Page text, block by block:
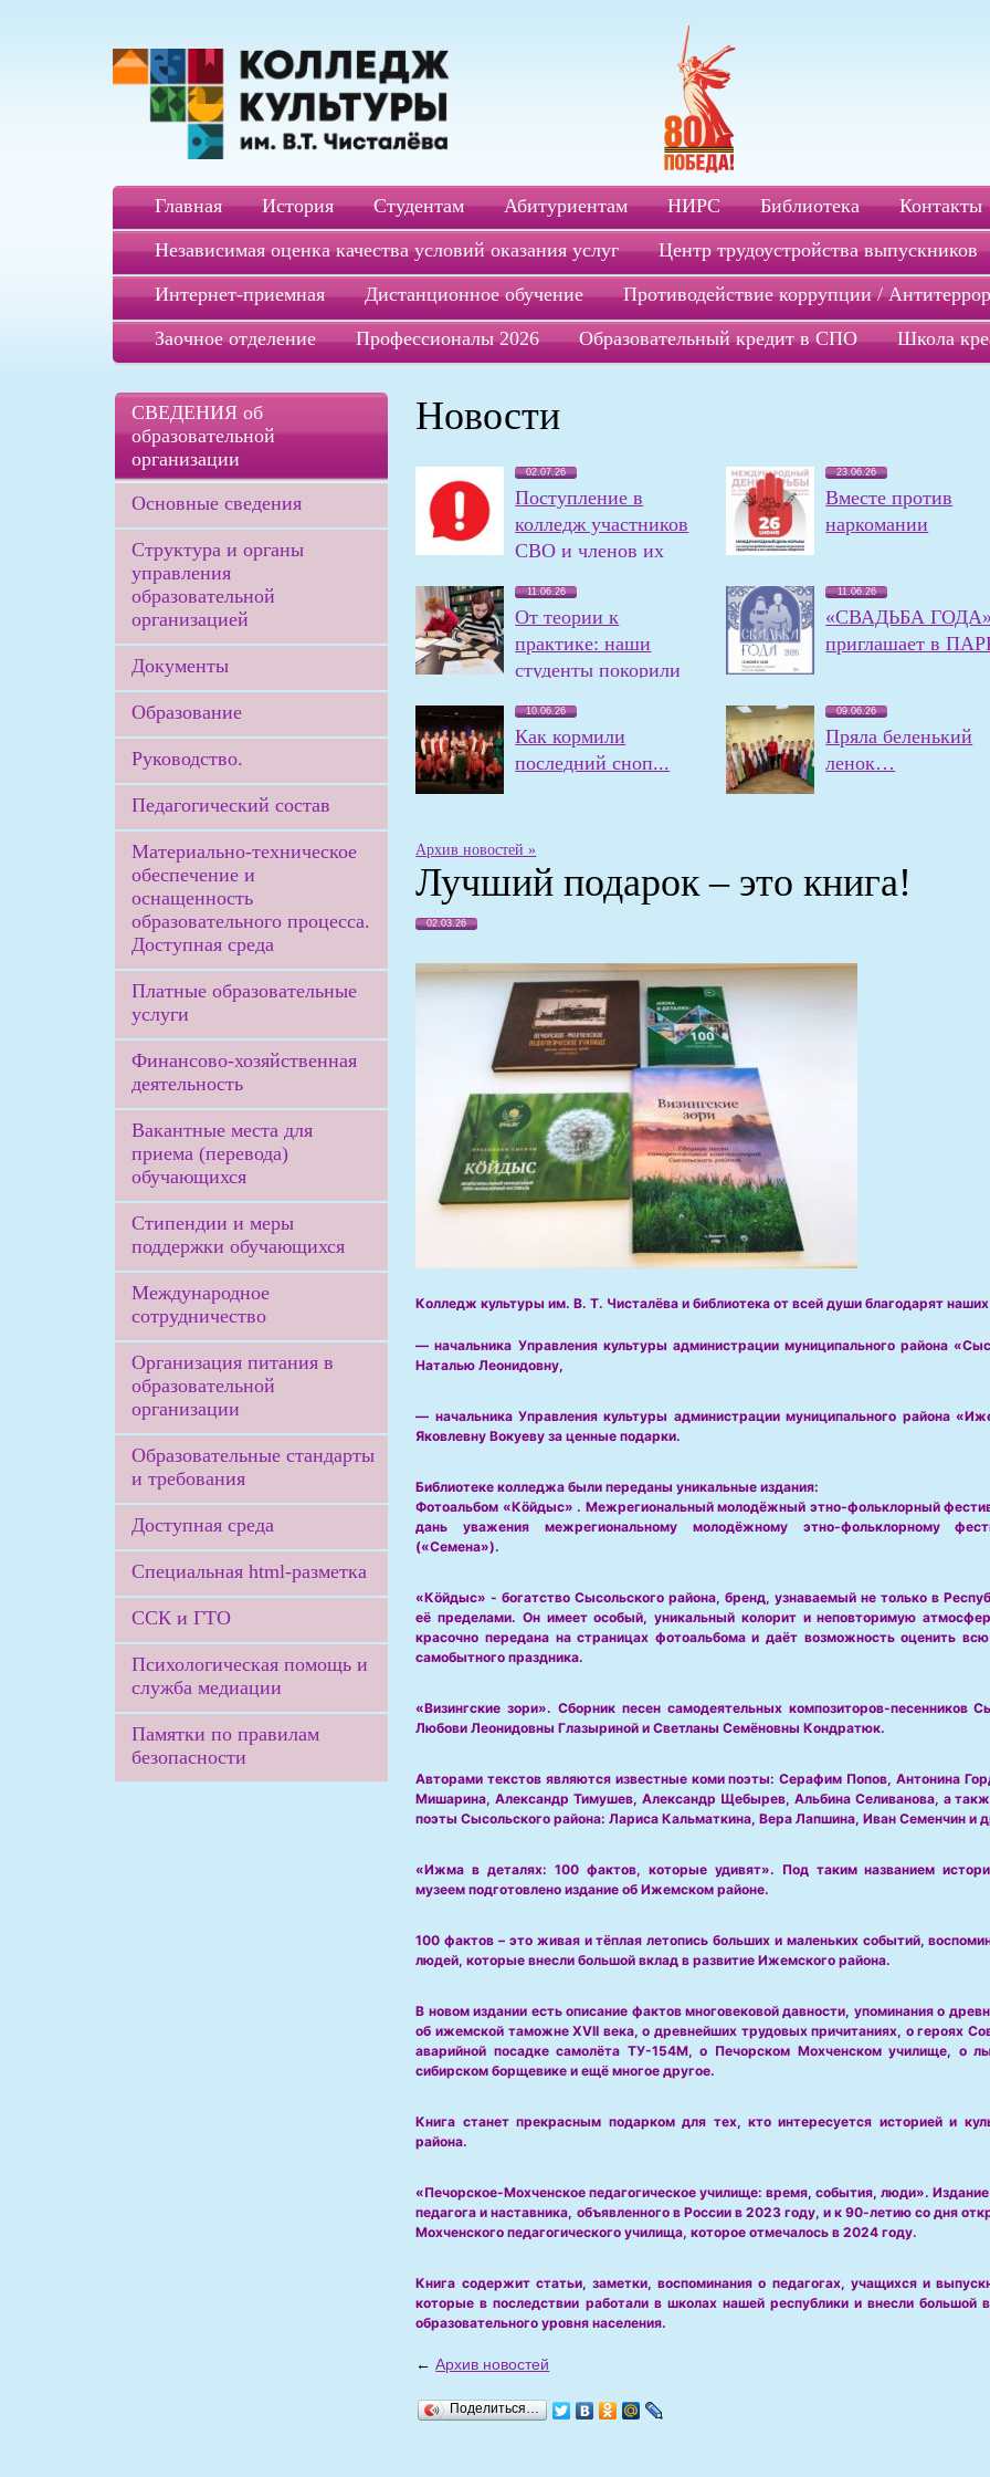
Главная История Студентам Абитуриентам НИРС Библиотека
Контакты
Независимая оценка качества условий оказания услуг
Центр трудоустройства выпускников
Интернет-приемная
Дистанционное обучение
Противодействие коррупции / Антитеррор
Заочное отделение
Профессионалы 2026 Образовательный кредит в СПО Школа
СВЕДЕНИЯ об
образовательной
организации
Основные сведения
Структура и органы
управления
образовательной
организацией
Документы
Образование
Руководство.
Педагогический состав
Материально-техническое
обеспечение и
оснащенность
образовательного процесса.
Доступная среда
Платные образовательные
услуги
Финансово-хозяйственная
деятельность
Вакантные места для
приема (перевода)
обучающихся
Стипендии и меры
поддержки обучающихся
Международное
сотрудничество
Организация питания в
образовательной
организации
Образовательные стандарты
и требования
Доступная среда
Специальная html-разметка
ССК и ГТО
Психологическая помощь и
служба медиации
Памятки по правилам
безопасности
Новости
02.07.26
Поступление в
колледж участников
СВО и членов их
23.06.26
Вместе против
наркомании
11.06.26
От теории к
практике: наши
студенты покорили
11.06.26
«СВАДЬБА
приглашает в
10.06.26
Как кормили
последний сноп...
09.06.26
Пряла беленький
ленок…
Архив новостей »
Лучший подарок – это книга!
02.03.26
Колледж культуры им. В. Т. Чисталёва и библиотека от всей души благодарят
— начальника Управления культуры администрации муниципального района
Наталью Леонидовну,
— начальникаУправления культуры администрации муниципального района
Яковлевну Вокуеву за ценные подарки.
Библиотеке колледжа были переданы уникальные издания:
Фотоальбом «Кöйдыс» . Межрегиональный молодёжный этно-фольклорный
дань уважения межрегиональному молодёжному этно-фольклорному
(«Семена»).
«Кöйдыс» - богатство Сысольского района, бренд, узнаваемый не только в
её пределами. Он имеет особый, уникальный колорит и неповторимую
красочно передана на страницах фотоальбома и даёт возможность оценить
самобытного праздника.
«Визингские зори». Сборник песен самодеятельных композиторов-песенников
Любови Леонидовны Глазыриной и Светланы Семёновны Кондратюк.
Авторами текстов являются известные коми поэты: Серафим Попов, Антонина
Мишарина, Александр Тимушев, Александр Щебырев, Альбина Селиванова, а
поэты Сысольского района: Лариса Кальматкина, Вера Лапшина, Иван Семенчин и
«Ижма в деталях: 100 фактов, которые удивят». Под таким названием
музеем подготовлено издание об Ижемском районе.
100 фактов – это живая и тёплая летопись больших и маленьких событий,
людей, которые внесли большой вклад в развитие Ижемского района.
В новом издании есть описание фактов многовековой давности, упоминания о
об ижемской таможне XVII века, о древнейших трудовых причитаниях, о героях
аварийной посадке самолёта ТУ-154М, о Печорском Мохченском училище, о
сибирском борщевике и ещё многое другое.
Книга станет прекрасным подарком для тех, кто интересуется историей и
района.
«Печорское-Мохченское педагогическое училище: время, события, люди».
педагога и наставника, объявленного в России в 2023 году, и к 90-летию со дня
Мохченского педагогического училища, которое отмечалось в 2024 году.
Книга содержит статьи, заметки, воспоминания о педагогах, учащихся и
которые в последствии работали в школах нашей республики и внесли большой
образовательного уровня населения.
←Архив новостей
Поделиться…